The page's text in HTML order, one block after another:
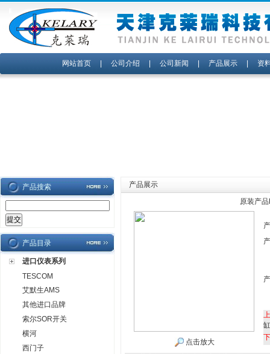
网站首页| 公司介绍 公司新闻 产品展示| 资
产品搜索
产品目录
进口仪表系列
TESCOM
艾默生AMS
其他进口品牌
索尔SOR开关
横河
西门子
产品展示
原装产
点击放大
缸